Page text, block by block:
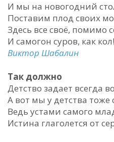
И мы на новогодний
Поставим плод своих
Здесь все своё, помимо
И самогон суров, как кол!
Виктор Шабалин
Так должно
Детство задает всегда
А вот мы у детства тоже
Ведь устами самого
Истина глаголется от